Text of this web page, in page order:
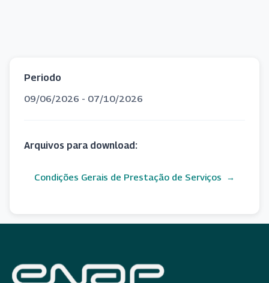
Periodo
09/06/2026 - 07/10/2026
Arquivos para download:
Condições Gerais de Prestação de Serviços